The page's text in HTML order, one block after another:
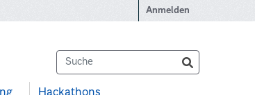
Anmelden